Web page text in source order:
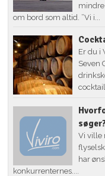
om bord som altid. ”Vi i...
Er du i
Seven
Vi ville
har
konkurrenternes....